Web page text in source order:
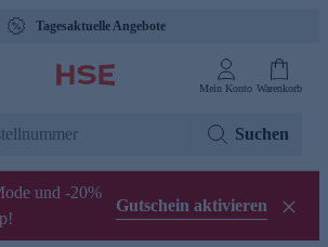
Tagesaktuelle Angebote
Mein Konto Warenkorb
Suchen
und -20%
Gutschein aktivieren